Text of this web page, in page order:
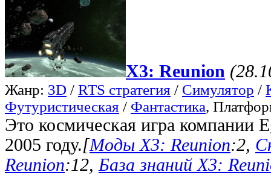
X3: Reunion
Жанр: 3D / RTS стратегия / Симулятор /
Футуристическая / Фантастика,
Это космическая игра компании
2005 году.[Моды X3: Reunion:2,
Reunion:12, База знаний X3: